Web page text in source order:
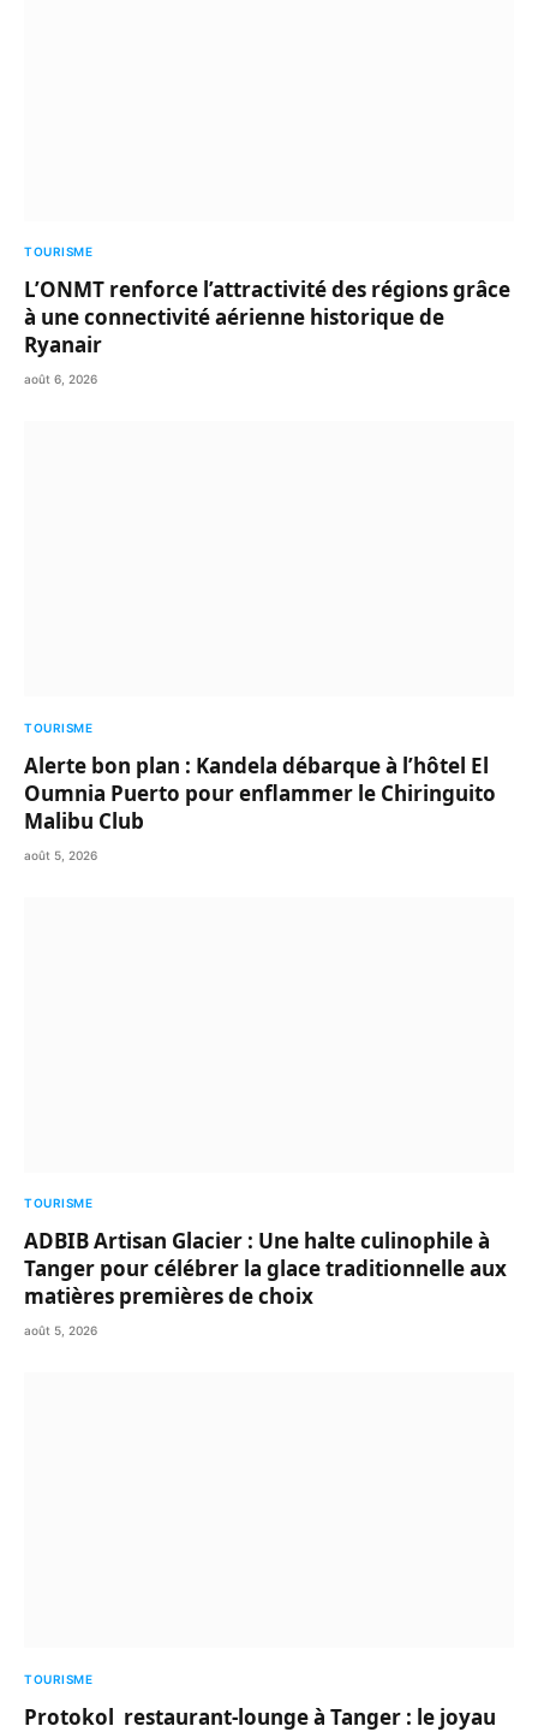
TOURISME
L’ONMT renforce l’attractivité des régions grâce
à une connectivité aérienne historique de
Ryanair
août 6, 2026
TOURISME
Alerte bon plan : Kandela débarque à l’hôtel El
Oumnia Puerto pour enflammer le Chiringuito
Malibu Club
août 5, 2026
TOURISME
ADBIB Artisan Glacier : Une halte culinophile à
Tanger pour célébrer la glace traditionnelle aux
matières premières de choix
août 5, 2026
TOURISME
Protokol restaurant-lounge à Tanger : le joyau